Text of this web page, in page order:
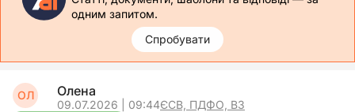
одним запитом.
Спробувати
ОЛ Олена
09.07.2026 | 09:44ЄСВ, ПДФО, ВЗ